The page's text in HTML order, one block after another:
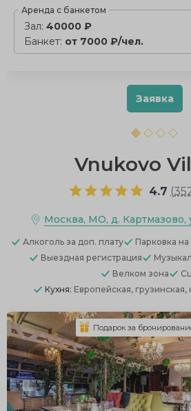
Аренда с банкетом
Зал: 40000 ₽
Банкет: от 7000 ₽/чел.
Заявка
Vnukovo
4.7 (
Москва, МО, д. Картмазово,
Алкоголь за доп. плату Парковка
Выездная регистрация
Велком зона
Кухня: Европейская, грузинская,
Подарок за